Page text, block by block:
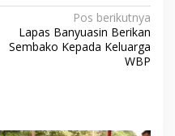
Pos berikutnya
Lapas Banyuasin Berikan
Sembako Kepada Keluarga
WBP